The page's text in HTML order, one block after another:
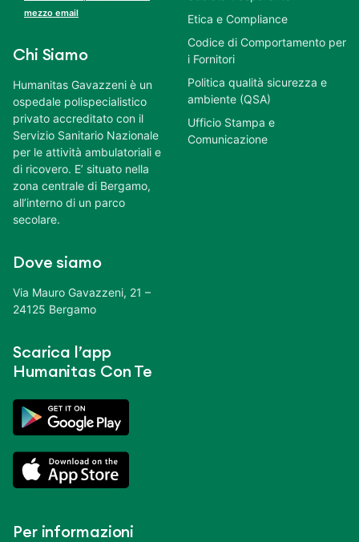
mezzo email
Chi Siamo
Humanitas Gavazzeni è un
ospedale polispecialistico
privato accreditato con il
Servizio Sanitario Nazionale
per le attività ambulatoriali e
di ricovero. E’ situato nella
zona centrale di Bergamo,
all’interno di un parco
secolare.
Dove siamo
Via Mauro Gavazzeni, 21 –
24125 Bergamo
Scarica l’app
Humanitas Con Te
Per informazioni
Etica e Compliance
Codice di Comportamento per
i Fornitori
Politica qualità sicurezza e
ambiente (QSA)
Ufficio Stampa e
Comunicazione